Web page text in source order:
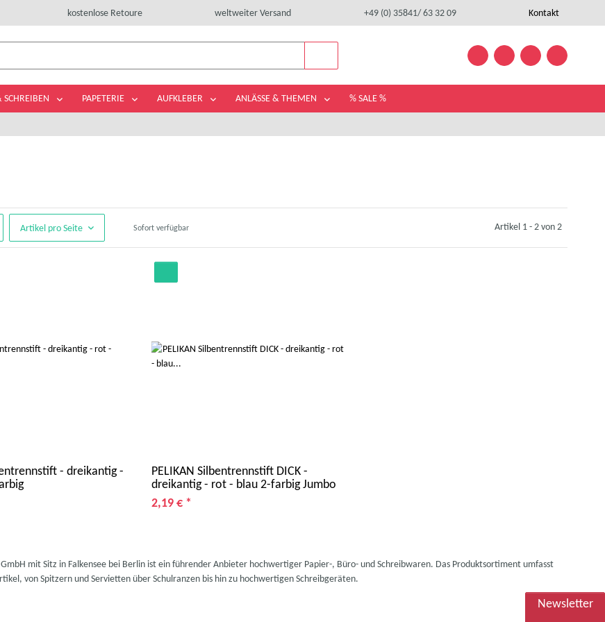
kostenlose Retoure weltweiter Versand +49 (0) 35841/ 63 32 09 Kontakt
SCHREIBEN PAPETERIE AUFKLEBER ANLÄSSE & THEMEN % SALE %
Artikel pro Seite Sofort verfügbar Artikel 1 - 2 von 2
- dreikantig -
PELIKAN Silbentrennstift DICK -
dreikantig - rot - blau 2-farbig Jumbo
2,19 € *
mit Sitz in Falkensee bei Berlin ist ein führender Anbieter hochwertiger Papier-, Büro- und Schreibwaren. Das Produktsortiment umfasst
von Spitzern und Servietten über Schulranzen bis hin zu hochwertigen Schreibgeräten.
NEU AUSVERKAUFT NEU
Newsletter